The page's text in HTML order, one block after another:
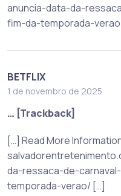
anuncia-data-da-
fim-da-temporada-
BETFLIX
1 de novembro de 2025
… [Trackback]
[…] Read More
da-ressaca-de-
temporada-verao/ […]